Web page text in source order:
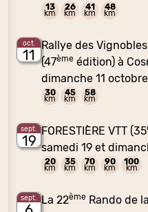
13
km
26
km
41
km
48
km
oct.
11
Rallye des
(47ème édition) à
dimanche 11
30
km
45
km
58
km
sept.
19
FORESTIÈRE VTT (35
samedi 19 et
20
km
35
km
70
km
90
km
100
km
sept. La 22ème Rando de